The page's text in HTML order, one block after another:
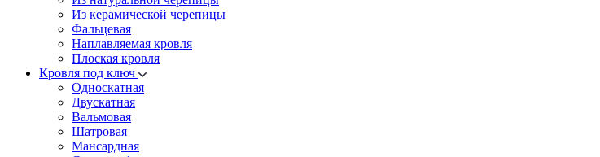
Из керамической черепицы
Фальцевая
Наплавляемая кровля
Плоская кровля
Кровля под ключ
Односкатная
Двускатная
Вальмовая
Шатровая
Мансардная